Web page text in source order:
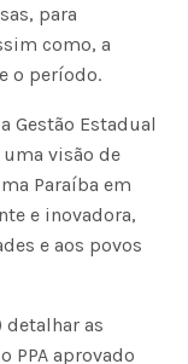
para
como, a
o período.
Gestão Estadual
uma visão de
Paraíba em
e inovadora,
e aos povos
detalhar as
PPA aprovado